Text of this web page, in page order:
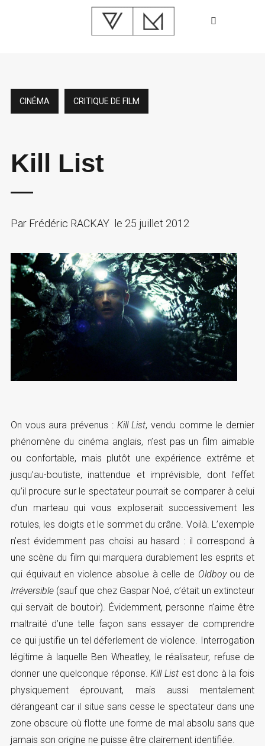
CINÉMA CRITIQUE DE FILM
Kill List
ParFrédéric RACKAY le 25 juillet 2012
On vous aura prévenus : Kill List, vendu comme le dernier
phénomène du cinéma anglais, n’est pas un film aimable
ou confortable, mais plutôt une expérience extrême et
jusqu’au-boutiste, inattendue et imprévisible, dont l’effet
qu’il procure sur le spectateur pourrait se comparer à celui
d’un marteau qui vous exploserait successivement les
rotules, les doigts et le sommet du crâne. Voilà. L’exemple
n’est évidemment pas choisi au hasard : il correspond à
une scène du film qui marquera durablement les esprits et
qui équivaut en violence absolue à celle de Oldboyou de
Irréversible(sauf que chez Gaspar Noé, c’était un extincteur
qui servait de boutoir). Évidemment, personne n’aime être
maltraité d’une telle façon sans essayer de comprendre
ce qui justifie un tel déferlement de violence. Interrogation
légitime à laquelle Ben Wheatley, le réalisateur, refuse de
donner une quelconque réponse.Kill List est donc à la fois
physiquement éprouvant, mais aussi mentalement
dérangeant car il situe sans cesse le spectateur dans une
zone obscure où flotte une forme de mal absolu sans que
jamais son origine ne puisse être clairement identifiée.